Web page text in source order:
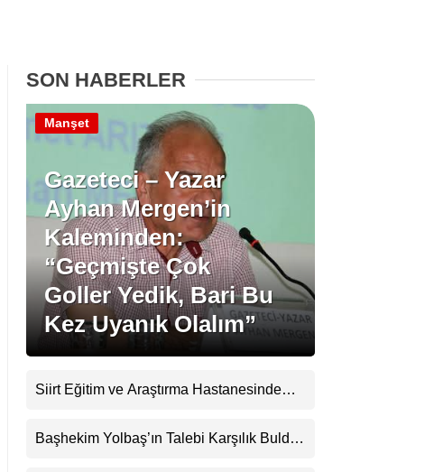
Gündem
Ekonomi
Politika
sağlık
SON HABERLER
Gazeteci – Yazar
Ayhan Mergen’in
Kaleminden:
“Geçmişte Çok
Goller Yedik, Bari Bu
Kez Uyanık Olalım”
Manşet
Siirt Eğitim ve Araştırma Hastanesinde
Girdi! Randevularda Bekleme Süresi
Başhekim Yolbaş’ın Talebi Karşılık Buldu: